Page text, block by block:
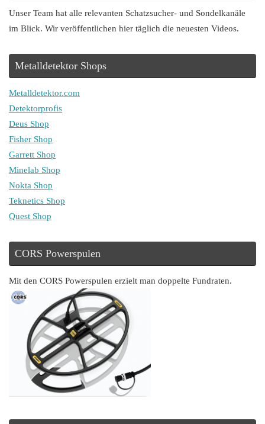
Unser Team hat alle relevanten Schatzsucher- und Sondelkanäle
im Blick. Wir veröffentlichen hier täglich die neuesten Videos.
Metalldetektor Shops
Metalldetektor.com
Detektorprofis
Deus Shop
Fisher Shop
Garrett Shop
Minelab Shop
Nokta Shop
Teknetics Shop
Quest Shop
CORS Powerspulen
Mit den CORS Powerspulen erzielt man doppelte Fundraten.